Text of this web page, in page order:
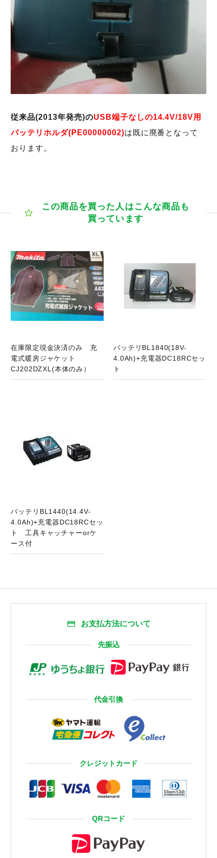
従来品(2013年発売)のUSB端子なしの14.4V/18V用
バッテリホルダ(PE00000002)は既に廃番となって
おります。
この商品を買った人はこんな商品も
買っています
在庫限定現金決済のみ 充
電式暖房ジャケット
CJ202DZXL(本体のみ）
バッテリBL1840(18V-
4.0Ah)+充電器DC18RCセッ
ト
バッテリBL1440(14.4V-
4.0Ah)+充電器DC18RCセッ
ト 工具キャッチャーorケ
ース付
お支払方法について
先振込
代金引換
クレジットカード
QRコード